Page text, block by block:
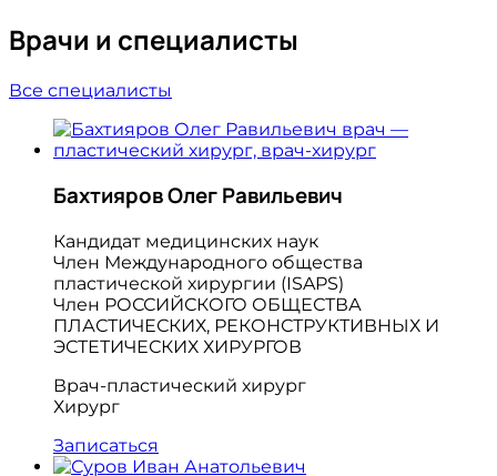
Врачи и специалисты
Все специалисты
Бахтияров Олег Равильевич
Кандидат медицинских наук
Член Международного общества
пластической хирургии (ISAPS)
Член РОССИЙСКОГО ОБЩЕСТВА
ПЛАСТИЧЕСКИХ, РЕКОНСТРУКТИВНЫХ И
ЭСТЕТИЧЕСКИХ ХИРУРГОВ
Врач-пластический хирург
Хирург
Записаться